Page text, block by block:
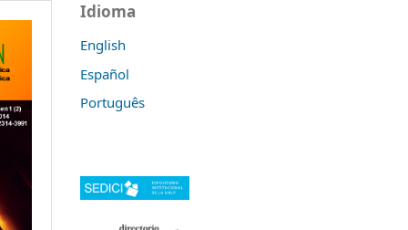
Idioma
English
Español
Português